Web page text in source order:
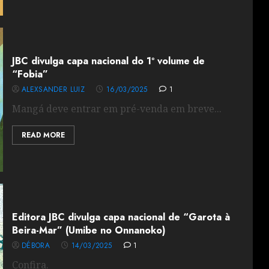
JBC divulga capa nacional do 1º volume de
“Fobia”
ALEXSANDER LUIZ 16/03/2025 1
Mangá deve entrar em pré-venda em breve...
READ MORE
Editora JBC divulga capa nacional de “Garota à
Beira-Mar” (Umibe no Onnanoko)
DÉBORA 14/03/2025 1
Confira.